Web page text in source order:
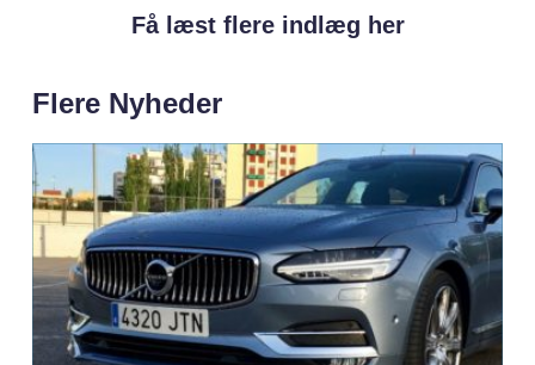
Få læst flere indlæg her
Flere Nyheder